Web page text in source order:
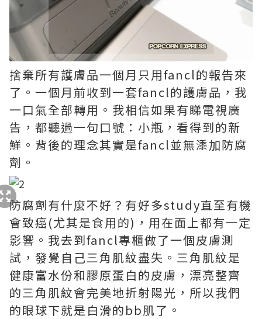
捨棄所有護膚品一個月只用fancl的報告來
了。一個月前收到一套fancl的護膚品，我
一口氣全部轉用。我相信如果有睇電視廣
告，都聽過一句口號：小瓶，看得到的新
鮮。背後的理念其實是fancl並無潻加防腐
劑。
防腐劑有什麼不好？有好多study直至有機
會致癌(尤其是食用的)，用在面上都有一定
影響。我去到fancl專櫃做了一個皮膚測
試，發覺自己三角肌紋盡失。三角肌紋是
健康富水份和膠原蛋白的皮膚，漂亮整齊
的三角肌紋會完美地折射陽光，所以我們
的眼球下就是白滑的bb肌了。